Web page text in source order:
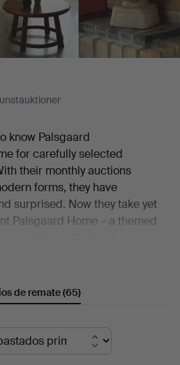
know Palsgaard
for carefully selected
their monthly auctions
forms, they have
surprised. Now they take yet
Palsgaard Home – a themed
exclusively with items from the
Home as a space styled in the
objects with character. A
rather than decorated."
de remate(65)